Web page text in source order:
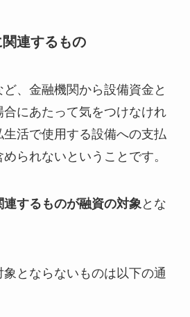
連するもの
、金融機関から設備資金と
合にあたって気をつけなけれ
活で使用する設備への支払
られないということです。
連するものが融資の対象 とな
とならないものは以下の通